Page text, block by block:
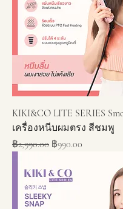
KIKI&CO LITE SERIES
เครื่องหนีบผมตรง สีชมพู
ราคาปกติ
฿2,990.00 ราคาขายลด
฿990.00